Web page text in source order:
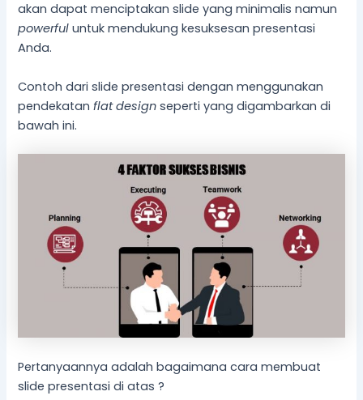
akan dapat menciptakan slide yang minimalis namun
powerful untuk mendukung kesuksesan presentasi
Anda.
Contoh dari slide presentasi dengan menggunakan
pendekatanflat design seperti yang digambarkan di
bawah ini.
Pertanyaannya adalah bagaimana cara membuat
slide presentasi di atas ?